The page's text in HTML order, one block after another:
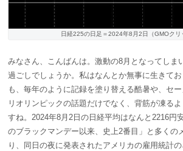
日経225の日足＝2024年8月2日（GMOクリ
みなさん、こんばんは。激動の8月となってしま
過ごしでしょうか。私はなんとか無事に生きて
も、毎年のように記録を塗り替える酷暑や、セ
リオリンピックの話題だけでなく、背筋が凍る
すね。2024年8月2日の 日経平均はなんと2216円
のブラックマンデー 以来、 史上2番目 」と多く の
り、同日の夜に発表されたアメリカの雇用統計